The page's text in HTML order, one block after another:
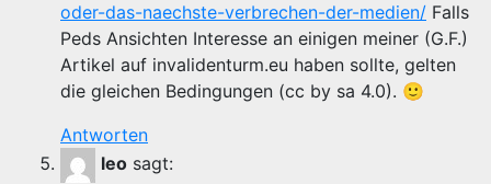
oder-das-naechste-verbrechen-der-medien/ Falls
Peds Ansichten Interesse an einigen meiner (G.F.)
Artikel auf invalidenturm.eu haben sollte, gelten
die gleichen Bedingungen (cc by sa 4.0). 🙂
Antworten
leo sagt: